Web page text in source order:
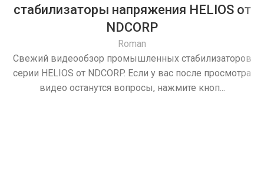
500x370x300
ВЕС, КГ 42
ГАБАРИТЫ,
ВЕС, КГ
стабилизаторы напряжения HELIOS от
NDCORP
Roman
Свежий видеообзор промышленных стабилизаторов
серии HELIOS от NDCORP. Если у вас после просмотра
видео останутся вопросы, нажмите кноп...